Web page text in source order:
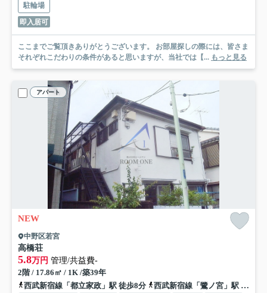
駐輪場
即入居可
ここまでご覧頂きありがとうございます。 お部屋探しの際には、皆さま
それぞれこだわりの条件があると思いますが、当社では【... もっと見る
アパート
NEW
中野区若宮
高橋荘
5.8万円 管理/共益費-
2階 / 17.86㎡ / 1K /築39年
西武新宿線「都立家政」駅 徒歩8分
西武新宿線「鷺ノ宮」駅 徒歩12分